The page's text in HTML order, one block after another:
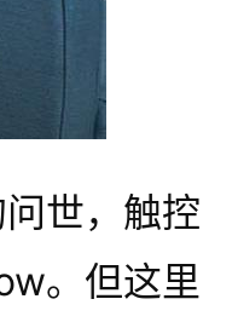
世，触控
。但这里